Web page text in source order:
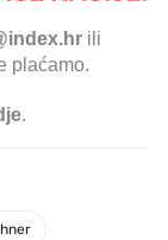
ili
plaćamo.
.